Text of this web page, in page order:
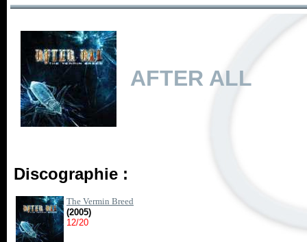
AFTER ALL
Discographie :
The Vermin Breed
(2005)
12/20